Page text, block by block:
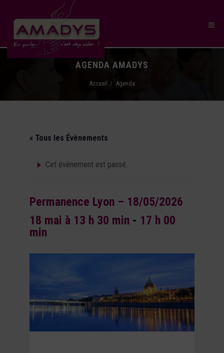
AGENDA AMADYS
Accueil Agenda
« Tous les Évènements
Cet évènement est passé.
Permanence Lyon – 18/05/2026
18 mai à 13 h 30 min - 17 h 00
min